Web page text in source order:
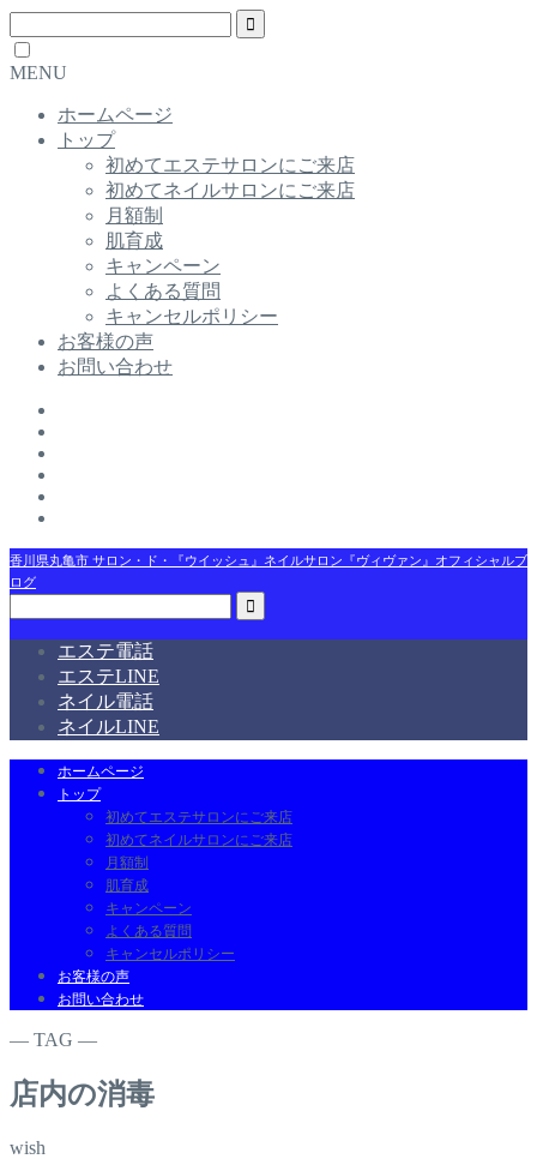
MENU
ホームページ
トップ
初めてエステサロンにご来店
初めてネイルサロンにご来店
月額制
肌育成
キャンペーン
よくある質問
キャンセルポリシー
お客様の声
お問い合わせ
香川県丸亀市 サロン・ド・『ウイッシュ』ネイルサロン『ヴィヴァン』オフィシャルブ
ログ
エステ電話
エステLINE
ネイル電話
ネイルLINE
ホームページ
トップ
初めてエステサロンにご来店
初めてネイルサロンにご来店
月額制
肌育成
キャンペーン
よくある質問
キャンセルポリシー
お客様の声
お問い合わせ
― TAG ―
店内の消毒
wish